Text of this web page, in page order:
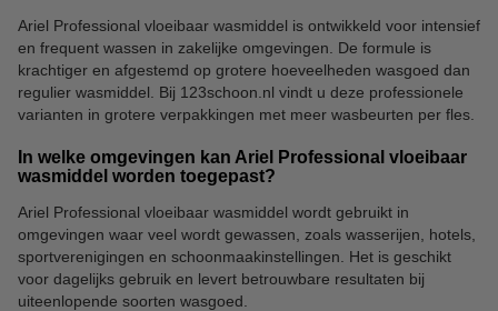
Ariel Professional vloeibaar wasmiddel is ontwikkeld voor intensief
en frequent wassen in zakelijke omgevingen. De formule is
krachtiger en afgestemd op grotere hoeveelheden wasgoed dan
regulier wasmiddel. Bij 123schoon.nl vindt u deze professionele
varianten in grotere verpakkingen met meer wasbeurten per fles.
In welke omgevingen kan Ariel Professional vloeibaar
wasmiddel worden toegepast?
Ariel Professional vloeibaar wasmiddel wordt gebruikt in
omgevingen waar veel wordt gewassen, zoals wasserijen, hotels,
sportverenigingen en schoonmaakinstellingen. Het is geschikt
voor dagelijks gebruik en levert betrouwbare resultaten bij
uiteenlopende soorten wasgoed.